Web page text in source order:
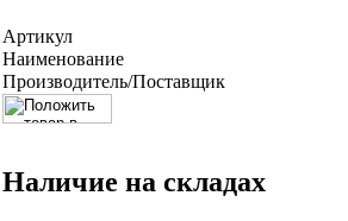
Артикул
Наименование
Производитель/Поставщик
Наличие на складах